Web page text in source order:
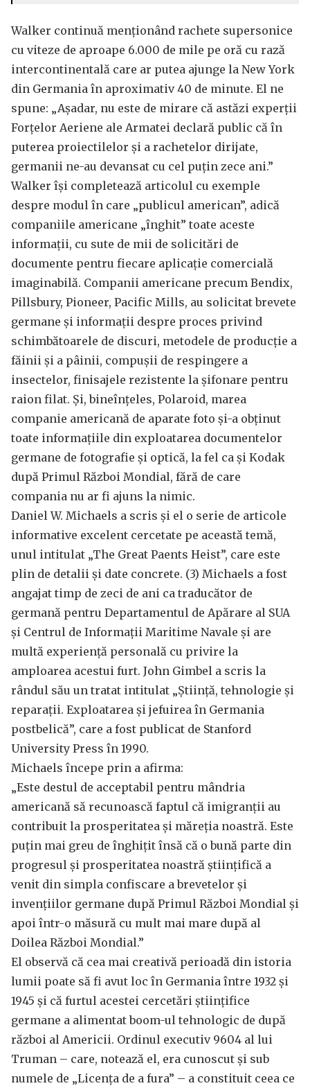
Walker continuă menționând rachete supersonice
cu viteze de aproape 6.000 de mile pe oră cu rază
intercontinentală care ar putea ajunge la New York
din Germania în aproximativ 40 de minute. El ne
spune: „Așadar, nu este de mirare că astăzi experții
Forțelor Aeriene ale Armatei declară public că în
puterea proiectilelor și a rachetelor dirijate,
germanii ne-au devansat cu cel puțin zece ani.”
Walker își completează articolul cu exemple
despre modul în care „publicul american”, adică
companiile americane „înghit” toate aceste
informații, cu sute de mii de solicitări de
documente pentru fiecare aplicație comercială
imaginabilă. Companii americane precum Bendix,
Pillsbury, Pioneer, Pacific Mills, au solicitat brevete
germane și informații despre proces privind
schimbătoarele de discuri, metodele de producție a
făinii și a pâinii, compușii de respingere a
insectelor, finisajele rezistente la șifonare pentru
raion filat. Și, bineînțeles, Polaroid, marea
companie americană de aparate foto și-a obținut
toate informațiile din exploatarea documentelor
germane de fotografie și optică, la fel ca și Kodak
după Primul Război Mondial, fără de care
compania nu ar fi ajuns la nimic.
Daniel W. Michaels a scris și el o serie de articole
informative excelent cercetate pe această temă,
unul intitulat „The Great Paents Heist”, care este
plin de detalii și date concrete. (3) Michaels a fost
angajat timp de zeci de ani ca traducător de
germană pentru Departamentul de Apărare al SUA
și Centrul de Informații Maritime Navale și are
multă experiență personală cu privire la
amploarea acestui furt. John Gimbel a scris la
rândul său un tratat intitulat „Știință, tehnologie și
reparații. Exploatarea și jefuirea în Germania
postbelică”, care a fost publicat de Stanford
University Press în 1990.
Michaels începe prin a afirma:
„Este destul de acceptabil pentru mândria
americană să recunoască faptul că imigranții au
contribuit la prosperitatea și măreția noastră. Este
puțin mai greu de înghițit însă că o bună parte din
progresul și prosperitatea noastră științifică a
venit din simpla confiscare a brevetelor și
invențiilor germane după Primul Război Mondial și
apoi într-o măsură cu mult mai mare după al
Doilea Război Mondial.”
El observă că cea mai creativă perioadă din istoria
lumii poate să fi avut loc în Germania între 1932 și
1945 și că furtul acestei cercetări științifice
germane a alimentat boom-ul tehnologic de după
război al Americii. Ordinul executiv 9604 al lui
Truman – care, notează el, era cunoscut și sub
numele de „Licența de a fura” – a constituit ceea ce